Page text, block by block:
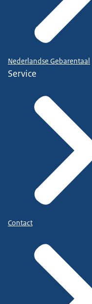
Nederlandse Gebarentaal
Service
Contact